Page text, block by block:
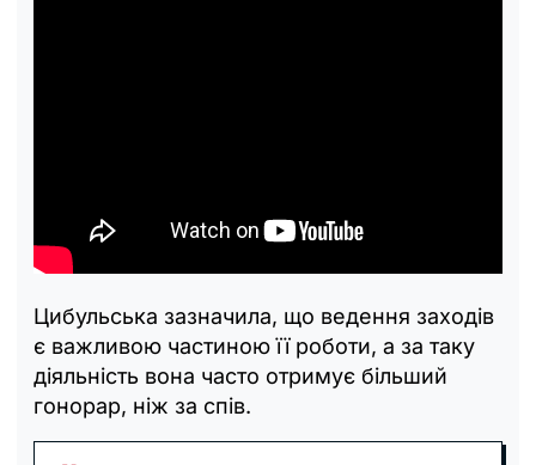
Цибульська зазначила, що ведення заходів
є важливою частиною її роботи, а за таку
діяльність вона часто отримує більший
гонорар, ніж за спів.